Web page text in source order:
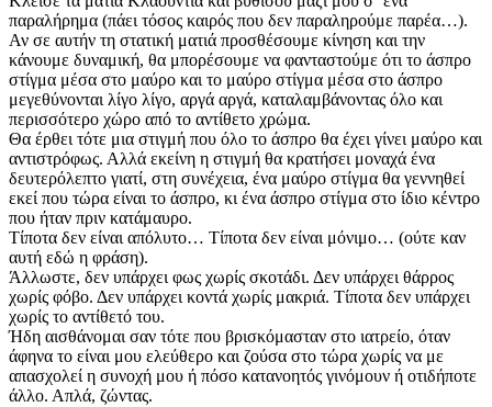
παραλήρημα (πάει τόσος καιρός που δεν παραληρούμε παρέα…).
Αν σε αυτήν τη στατική ματιά προσθέσουμε κίνηση και την
κάνουμε δυναμική, θα μπορέσουμε να φανταστούμε ότι το άσπρο
στίγμα μέσα στο μαύρο και το μαύρο στίγμα μέσα στο άσπρο
μεγεθύνονται λίγο λίγο, αργά αργά, καταλαμβάνοντας όλο και
περισσότερο χώρο από το αντίθετο χρώμα.
Θα έρθει τότε μια στιγμή που όλο το άσπρο θα έχει γίνει μαύρο και
αντιστρόφως. Αλλά εκείνη η στιγμή θα κρατήσει μοναχά ένα
δευτερόλεπτο γιατί, στη συνέχεια, ένα μαύρο στίγμα θα γεννηθεί
εκεί που τώρα είναι το άσπρο, κι ένα άσπρο στίγμα στο ίδιο κέντρο
που ήταν πριν κατάμαυρο.
Τίποτα δεν είναι απόλυτο… Τίποτα δεν είναι μόνιμο… (ούτε καν
αυτή εδώ η φράση).
Άλλωστε, δεν υπάρχει φως χωρίς σκοτάδι. Δεν υπάρχει θάρρος
χωρίς φόβο. Δεν υπάρχει κοντά χωρίς μακριά. Τίποτα δεν υπάρχει
χωρίς το αντίθετό του.
Ήδη αισθάνομαι σαν τότε που βρισκόμασταν στο ιατρείο, όταν
άφηνα το είναι μου ελεύθερο και ζούσα στο τώρα χωρίς να με
απασχολεί η συνοχή μου ή πόσο κατα­νοητός γινόμουν ή οτιδήποτε
άλλο. Απλά, ζώντας.